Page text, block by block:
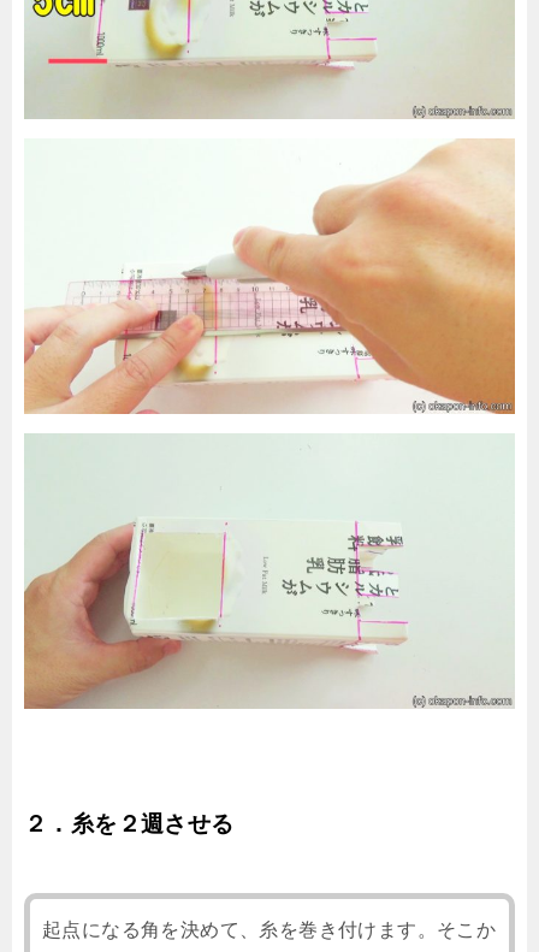
２．糸を２週させる
起点になる角を決めて、糸を巻き付けます。そこか